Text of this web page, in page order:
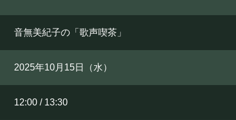
音無美紀子の「歌声喫茶」
2025年10月15日（水）
12:00 / 13:30